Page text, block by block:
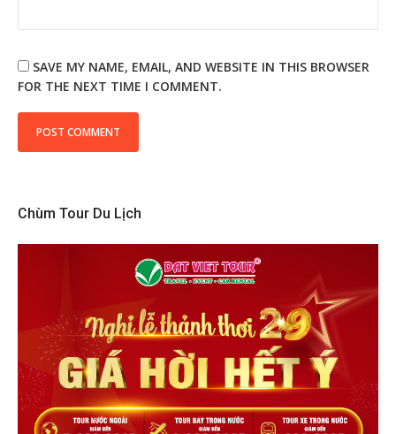
SAVE MY NAME, EMAIL, AND WEBSITE IN THIS BROWSER
FOR THE NEXT TIME I COMMENT.
Chùm Tour Du Lịch